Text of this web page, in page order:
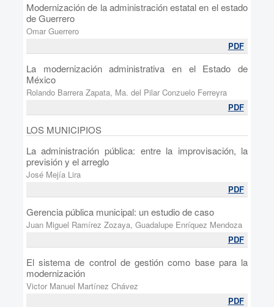
Modernización de la administración estatal en el estado
de Guerrero
Omar Guerrero
PDF
La modernización administrativa en el Estado de
México
Rolando Barrera Zapata, Ma. del Pilar Conzuelo Ferreyra
PDF
LOS MUNICIPIOS
La administración pública: entre la improvisación, la
previsión y el arreglo
José Mejía Lira
PDF
Gerencia pública municipal: un estudio de caso
Juan Miguel Ramírez Zozaya, Guadalupe Enríquez Mendoza
PDF
El sistema de control de gestión como base para la
modernización
Victor Manuel Martínez Chávez
PDF